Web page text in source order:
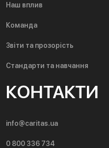
Наш вплив
Команда
Звіти та прозорість
Стандарти та навчання
КОНТАКТИ
info@caritas.ua
0 800 336 734